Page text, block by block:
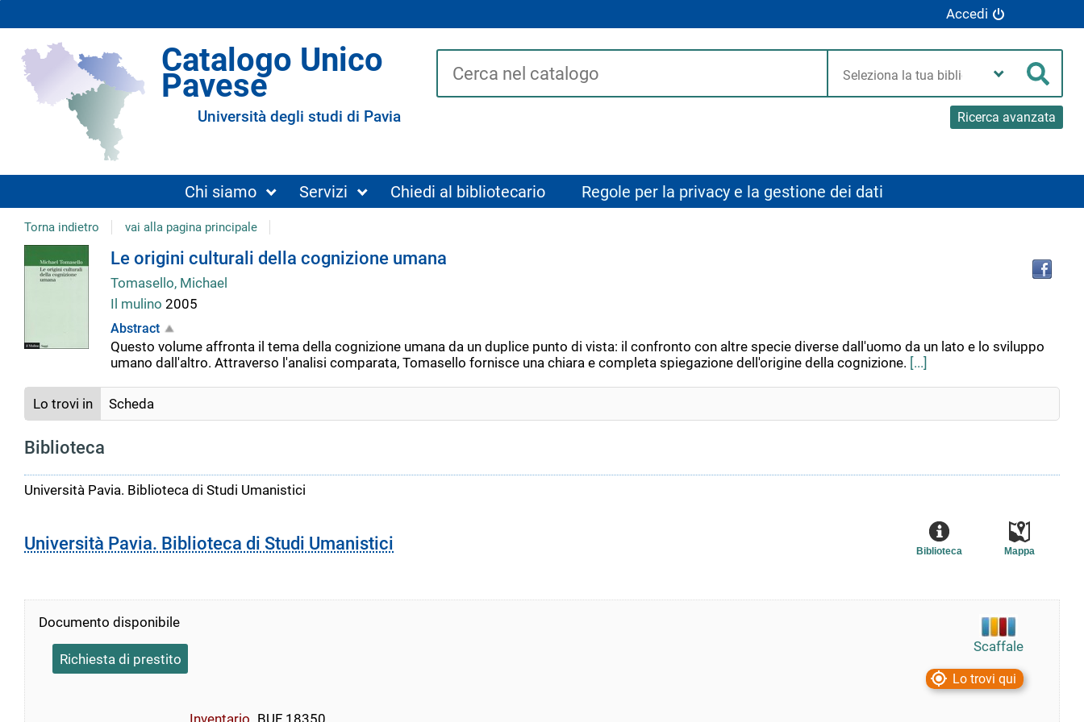
Accedi
Catalogo Unico
Pavese
Università degli studi di Pavia
Cerca su "Catalogo"
Cerca
Ricerca avanzata
Chi siamo Servizi Chiedi al bibliotecario Regole per la privacy e la gestione dei dati
Torna indietro vai alla pagina principale
Dettaglio
documento
Le origini culturali della cognizione umana
Tomasello, Michael
Il mulino 2005
Abstract
Questo volume affronta il tema della cognizione umana da un duplice punto di vista: il confronto con altre specie diverse dall'uomo da un lato e lo sviluppo
umano dall'altro. Attraverso l'analisi comparata, Tomasello fornisce una chiara e completa spiegazione dell'origine della cognizione. [...]
Lo trovi in Scheda
Biblioteca
Università Pavia. Biblioteca di Studi Umanistici
Università Pavia. Biblioteca di Studi Umanistici Mappa
Biblioteca
Documento disponibile
Richiesta di prestito
Inventario BUF 18350
Scaffale
Lo trovi qui